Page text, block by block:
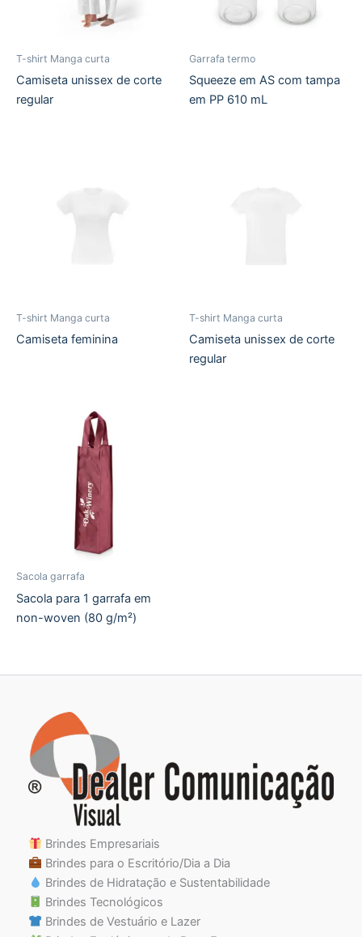
T-shirt Manga curta
Camiseta unissex de corte
regular
Garrafa termo
Squeeze em AS com tampa
em PP 610 mL
T-shirt Manga curta
Camiseta feminina
T-shirt Manga curta
Camiseta unissex de corte
regular
Sacola garrafa
Sacola para 1 garrafa em
non-woven (80 g/m²)
Brindes Empresariais
Brindes para o Escritório/Dia a Dia
Brindes de Hidratação e Sustentabilidade
Brindes Tecnológicos
Brindes de Vestuário e Lazer